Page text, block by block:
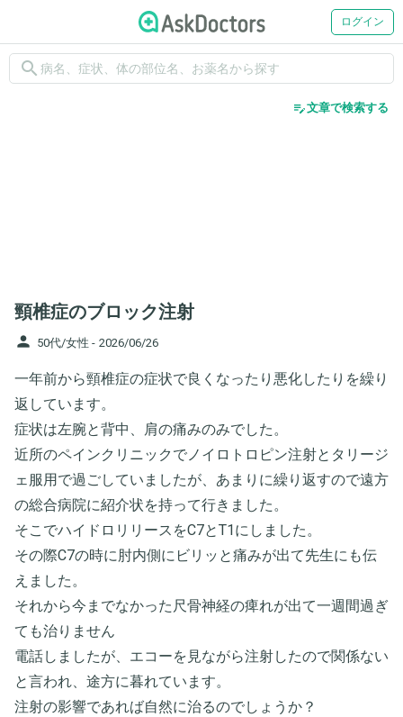
ログイン
search
edit_note文章で検索する
頸椎症のブロック注射
person 50代/女性 - 2026/06/26
一年前から頸椎症の症状で良くなったり悪化したりを繰り
返しています。
症状は左腕と背中、肩の痛みのみでした。
近所のペインクリニックでノイロトロピン注射とタリージ
ェ服用で過ごしていましたが、あまりに繰り返すので遠方
の総合病院に紹介状を持って行きました。
そこでハイドロリリースをC7とT1にしました。
その際C7の時に肘内側にビリッと痛みが出て先生にも伝
えました。
それから今までなかった尺骨神経の痺れが出て一週間過ぎ
ても治りません
電話しましたが、エコーを見ながら注射したので関係ない
と言われ、途方に暮れています。
注射の影響であれば自然に治るのでしょうか？